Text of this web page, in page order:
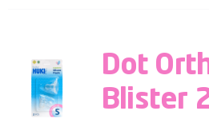
Dot
Blister